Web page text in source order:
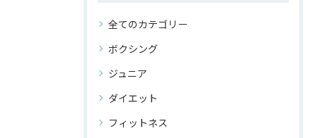
全てのカテゴリー
ボクシング
ジュニア
ダイエット
フィットネス